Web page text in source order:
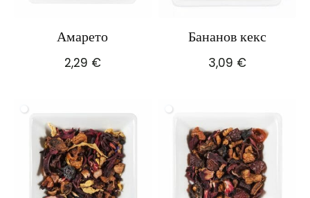
Амарето
2,29 €
Бананов кекс
3,09 €